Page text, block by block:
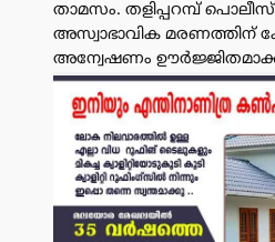
താമസം. തളിപ്പറമ്പ് പൊലീസ്
അസ്വാഭാവിക മരണത്തിന്
അന്വേഷണം
പരസ്യം